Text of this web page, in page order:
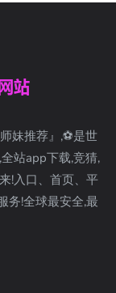
妹推荐』,⚽️是世
站app下载,竞猜,
!入口、首页、平
务!全球最安全,最